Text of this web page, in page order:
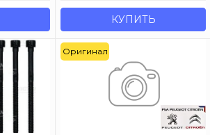
КУПИТЬ
Оригинал